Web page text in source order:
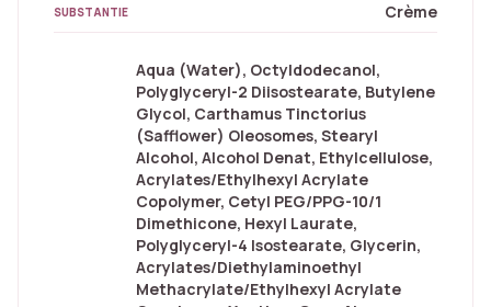
SUBSTANTIE Crème
Aqua (Water), Octyldodecanol,
Polyglyceryl-2 Diisostearate, Butylene
Glycol, Carthamus Tinctorius
(Safflower) Oleosomes, Stearyl
Alcohol, Alcohol Denat, Ethylcellulose,
Acrylates/​Ethylhexyl Acrylate
Copolymer, Cetyl PEG/​PPG-10/​1
Dimethicone, Hexyl Laurate,
Polyglyceryl-4 Isostearate, Glycerin,
Acrylates/​Diethylaminoethyl
Methacrylate/​Ethylhexyl Acrylate